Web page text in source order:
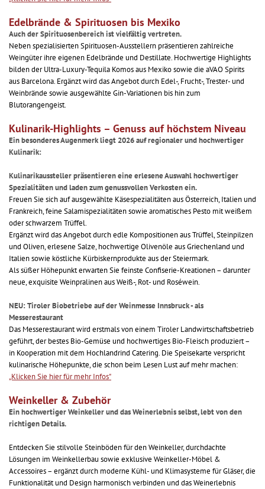
Edelbrände & Spirituosen bis Mexiko
Auch der Spirituosenbereich ist vielfältig vertreten.
Neben spezialisierten Spirituosen-Ausstellern präsentieren zahlreiche
Weingüter ihre eigenen Edelbrände und Destillate. Hochwertige Highlights
bilden der Ultra-Luxury-Tequila Komos aus Mexiko sowie die aVAO Spirits
aus Barcelona. Ergänzt wird das Angebot durch Edel-, Frucht-, Trester- und
Weinbrände sowie ausgewählte Gin-Variationen bis hin zum
Blutorangengeist.
Kulinarik-Highlights – Genuss auf höchstem Niveau
Ein besonderes Augenmerk liegt 2026 auf regionaler und hochwertiger
Kulinarik:
Kulinarikaussteller präsentieren eine erlesene Auswahl hochwertiger
Spezialitäten und laden zum genussvollen Verkosten ein.
Freuen Sie sich auf ausgewählte Käsespezialitäten aus Österreich, Italien und
Frankreich, feine Salamispezialitäten sowie aromatisches Pesto mit weißem
oder schwarzem Trüffel.
Ergänzt wird das Angebot durch edle Kompositionen aus Trüffel, Steinpilzen
und Oliven, erlesene Salze, hochwertige Olivenöle aus Griechenland und
Italien sowie köstliche Kürbiskernprodukte aus der Steiermark.
Als süßer Höhepunkt erwarten Sie feinste Confiserie-Kreationen – darunter
neue, exquisite Weinpralinen aus Weiß-, Rot- und Roséwein.
NEU: Tiroler Biobetriebe auf der Weinmesse Innsbruck - als
Messerestaurant
Das Messerestaurant wird erstmals von einem Tiroler Landwirtschaftsbetrieb
geführt, der bestes Bio-Gemüse und hochwertiges Bio-Fleisch produziert –
in Kooperation mit dem Hochlandrind Catering. Die Speisekarte verspricht
kulinarische Höhepunkte, die schon beim Lesen Lust auf mehr machen:
„Klicken Sie hier für mehr Infos"
Weinkeller & Zubehör
Ein hochwertiger Weinkeller und das Weinerlebnis selbst, lebt von den
richtigen Details.
Entdecken Sie stilvolle Steinböden für den Weinkeller, durchdachte
Lösungen im Weinkellerbau sowie exklusive Weinkeller-Möbel &
Accessoires – ergänzt durch moderne Kühl- und Klimasysteme für Gläser, die
Funktionalität und Design harmonisch verbinden und das Weinerlebnis